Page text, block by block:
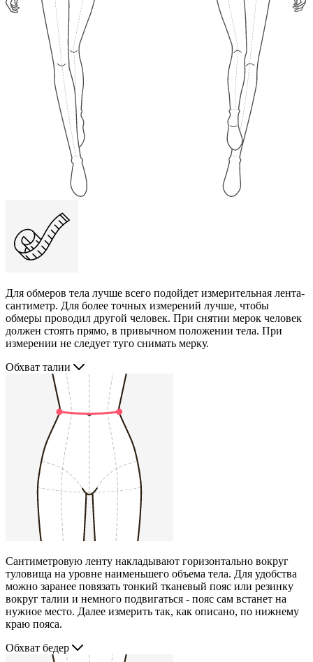
Для обмеров тела лучше всего подойдет измерительная лента-
сантиметр. Для более точных измерений лучше, чтобы
обмеры проводил другой человек. При снятии мерок человек
должен стоять прямо, в привычном положении тела. При
измерении не следует туго снимать мерку.
Обхват талии
Сантиметровую ленту накладывают горизонтально вокруг
туловища на уровне наименьшего объема тела. Для удобства
можно заранее повязать тонкий тканевый пояс или резинку
вокруг талии и немного подвигаться - пояс сам встанет на
нужное место. Далее измерить так, как описано, по нижнему
краю пояса.
Обхват бедер